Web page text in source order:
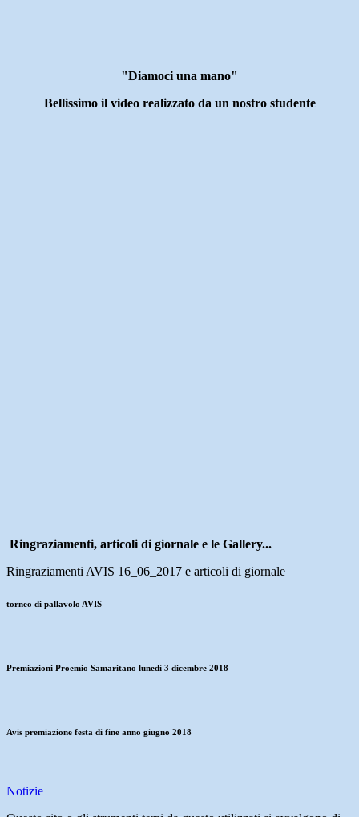
"Diamoci una mano"
Bellissimo il video realizzato da un nostro studente
Ringraziamenti, articoli di giornale e le Gallery...
Ringraziamenti AVIS 16_06_2017 e articoli di giornale
torneo di pallavolo AVIS
Premiazioni Proemio Samaritano lunedì 3 dicembre 2018
Avis premiazione festa di fine anno giugno 2018
Notizie